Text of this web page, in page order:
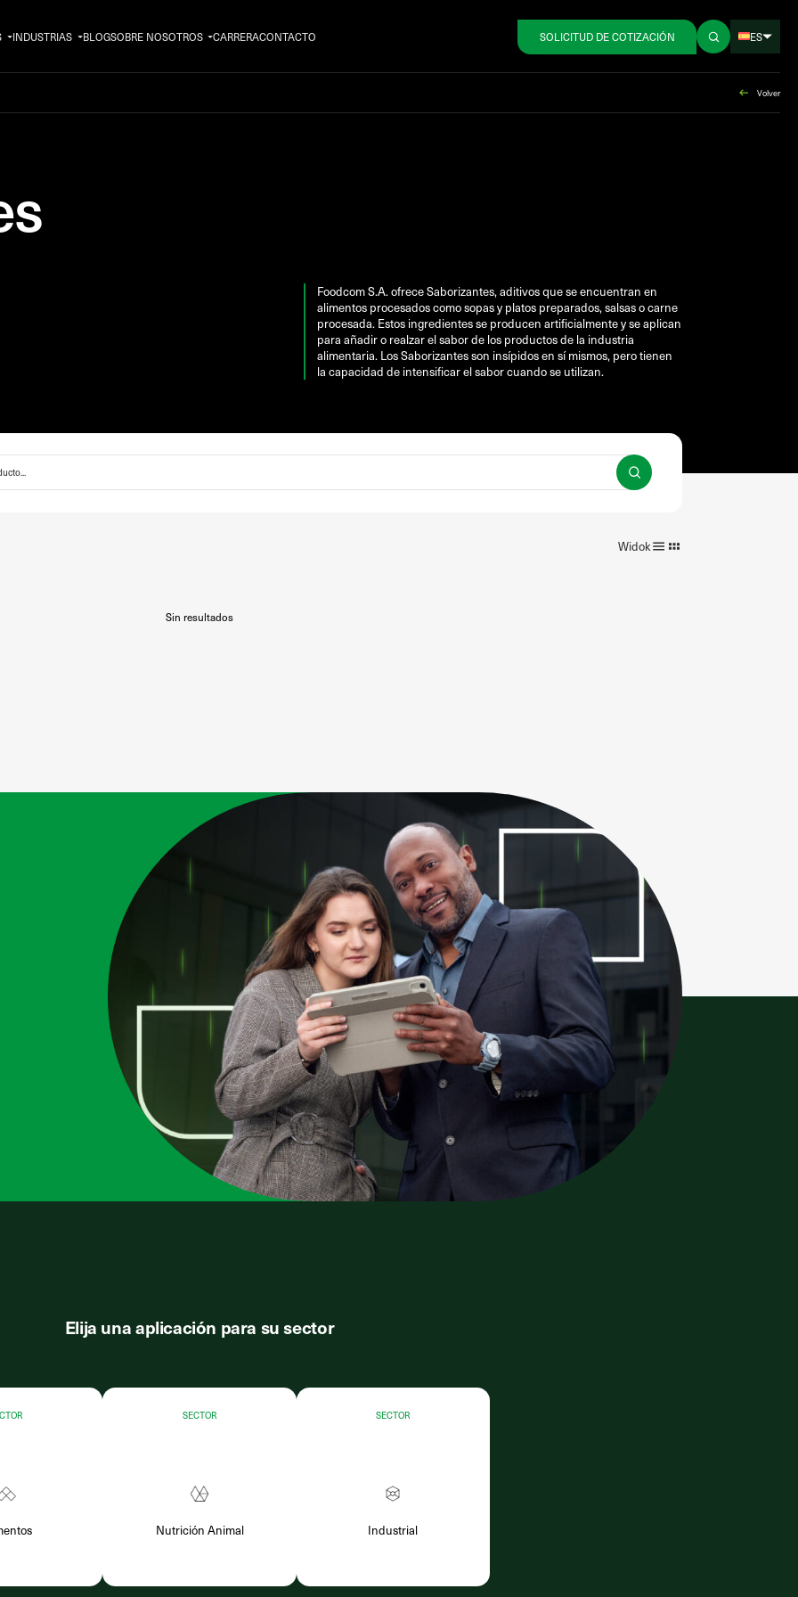
INDUSTRIAS BLOGSOBRE NOSOTROS CARRERACONTACTO SOLICITUD DE COTIZACIÓN ES
Volver
Foodcom S.A. ofrece Saborizantes, aditivos que se encuentran en
alimentos procesados como sopas y platos preparados, salsas o carne
procesada. Estos ingredientes se producen artificialmente y se aplican
para añadir o realzar el sabor de los productos de la industria
alimentaria. Los Saborizantes son insípidos en sí mismos, pero tienen
la capacidad de intensificar el sabor cuando se utilizan.
Widok
Sin resultados
Elija una aplicación para su sector
SECTOR
Nutrición Animal
SECTOR
Industrial